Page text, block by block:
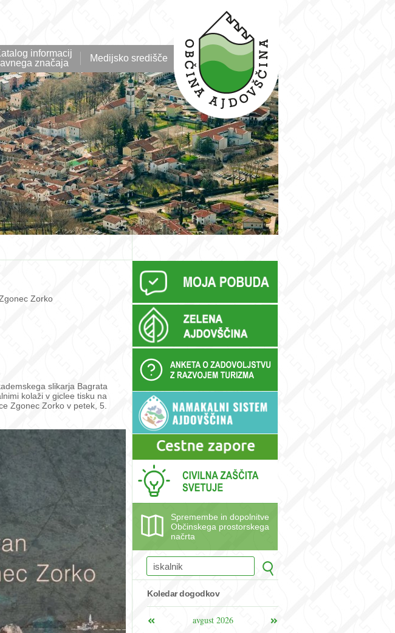
informacij
značaja
Medijsko središče
Zorko
slikarja Bagrata
kolaži v giclee tisku na
Zgonec Zorko v petek, 5.
Spremembe in dopolnitve
Občinskega prostorskega
načrta
Koledar dogodkov
avgust 2026